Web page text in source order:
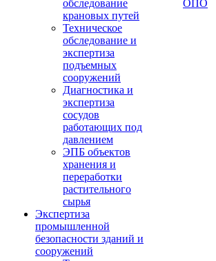
обследование
крановых путей
Техническое
обследование и
экспертиза
подъемных
сооружений
Диагностика и
экспертиза
сосудов
работающих под
давлением
ЭПБ объектов
хранения и
переработки
растительного
сырья
Экспертиза
промышленной
безопасности зданий и
сооружений
ОПО